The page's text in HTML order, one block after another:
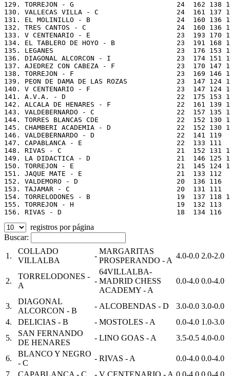
registros por página
Buscar:
1.
COLLADO
VILLALBA
-
MARGARITAS
PROSPERANDO - A
4.0-0.0 2.0-2.0
2.
TORRELODONES -
A
-
64VILLALBA-
MADRID CHESS
ACADEMY - A
0.0-4.0 0.0-4.0
3.
DIAGONAL
ALCORCON - B
- ALCOBENDAS - D 3.0-0.0 3.0-0.0
4.
DELICIAS - B - MOSTOLES - A 0.0-4.0 1.0-3.0
5.
SAN FERNANDO
DE HENARES
- LINO GOAS - A 3.5-0.5 4.0-0.0
6.
BLANCO Y NEGRO
- C
- RIVAS - A 0.0-4.0 0.0-4.0
7.
CAPABLANCA - C - V CENTENARIO - A 0.0-4.0 0.0-4.0